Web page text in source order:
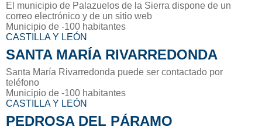
El municipio de Palazuelos de la Sierra dispone de un
correo electrónico y de un sitio web
Municipio de -100 habitantes
CASTILLA Y LEÓN
SANTA MARÍA RIVARREDONDA
Santa María Rivarredonda puede ser contactado por
teléfono
Municipio de -100 habitantes
CASTILLA Y LEÓN
PEDROSA DEL PÁRAMO